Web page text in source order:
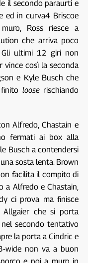
il secondo paraurti e
ed in curva4 Briscoe
Ross riesce a
che arriva poco
Gli ultimi 12 giri non
vince così la seconda
e Kyle Busch che
looserischiando
Alfredo, Chastain e
fermati ai box alla
Busch a contendersi
sosta lenta. Brown
facilita il compito di
a Alfredo e Chastain,
ci prova ma finisce
che si porta
secondo tentativo
la porta a Cindric e
wide non va a buon